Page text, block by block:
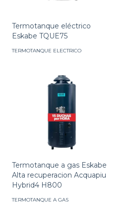
Termotanque eléctrico
Eskabe TQUE75
TERMOTANQUE ELECTRICO
Termotanque a gas Eskabe
Alta recuperacion Acquapiu
Hybrid4 H800
TERMOTANQUE A GAS